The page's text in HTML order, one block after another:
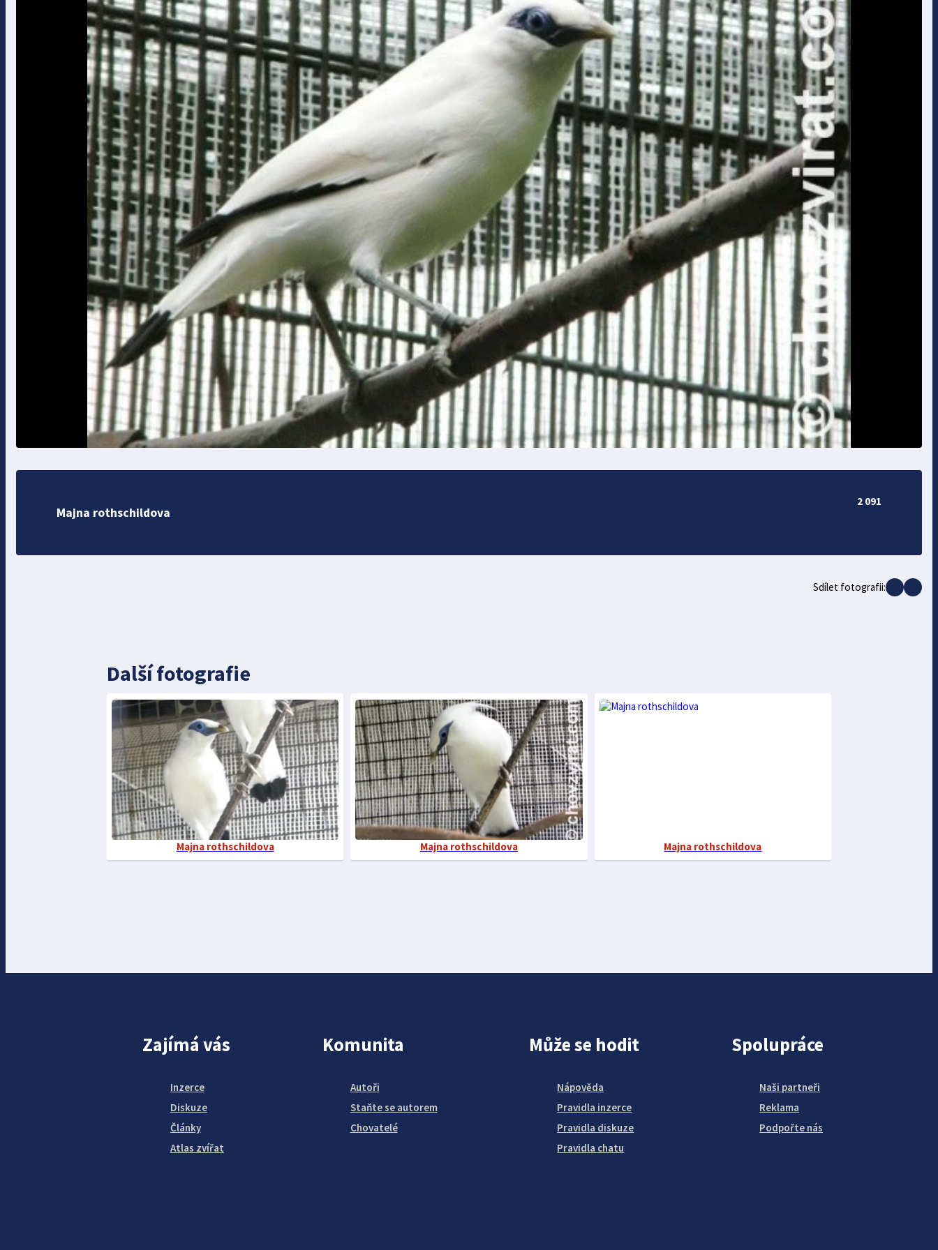
Majna rothschildova
2 091
Sdílet fotografii:
Další fotografie
Majna rothschildova Majna rothschildova Majna rothschildova
Zajímá vás
Inzerce
Diskuze
Články
Atlas zvířat
Komunita
Autoři
Staňte se autorem
Chovatelé
Může se hodit
Nápověda
Pravidla inzerce
Pravidla diskuze
Pravidla chatu
Spolupráce
Naši partneři
Reklama
Podpořte nás